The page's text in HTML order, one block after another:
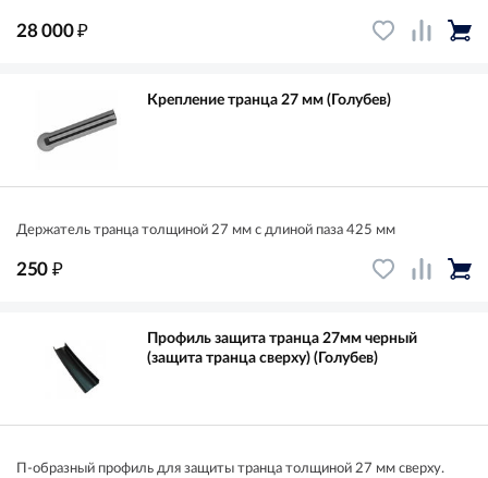
28 000₽
Крепление транца 27 мм (Голубев)
Держатель транца толщиной 27 мм с длиной паза 425 мм
250 ₽
Профиль защита транца 27мм черный
(защита транца сверху) (Голубев)
П-образный профиль для защиты транца толщиной 27 мм сверху.